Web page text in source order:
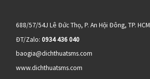
688/57/54J Lê Đức Thọ, P. An Hội Đông, TP. HCM
ĐT/Zalo: 0934 436 040
baogia@dichthuatsms.com
www.dichthuatsms.com